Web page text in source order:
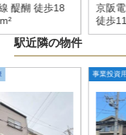
醍醐 徒歩18
京阪
徒歩
駅近隣の物件
事業投資用